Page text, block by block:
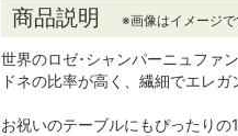
商品説明 ※画像はイメージ
世界のロゼ･シャンパーニュファ
ドネの比率が高く、繊細でエレガ
お祝いのテーブルにもぴったり